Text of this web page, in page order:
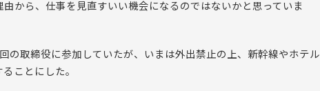
から、仕事を見直すいい機会になるのではないかと思っていま
の取締役に参加していたが、いまは外出禁止の上、新幹線やホテル
ことにした。